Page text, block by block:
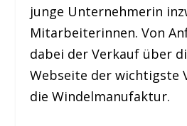
junge Unternehmerin
Mitarbeiterinnen. Von
dabei der Verkauf über
Webseite der wichtigste
die Windelmanufaktur.